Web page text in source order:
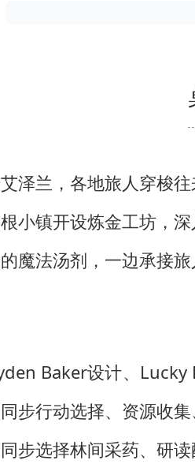
泽兰，各地旅人穿梭
小镇开设炼金工坊，
魔法汤剂，一边承接
Baker设计、
步行动选择、资源收
步选择林间采药、研